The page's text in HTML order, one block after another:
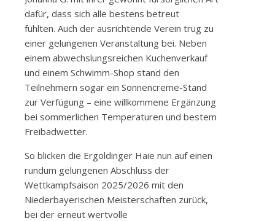
dafür, dass sich alle bestens betreut
fühlten. Auch der ausrichtende Verein trug zu
einer gelungenen Veranstaltung bei. Neben
einem abwechslungsreichen Kuchenverkauf
und einem Schwimm-Shop stand den
Teilnehmern sogar ein Sonnencreme-Stand
zur Verfügung – eine willkommene Ergänzung
bei sommerlichen Temperaturen und bestem
Freibadwetter.
So blicken die Ergoldinger Haie nun auf einen
rundum gelungenen Abschluss der
Wettkampfsaison 2025/2026 mit den
Niederbayerischen Meisterschaften zurück,
bei der erneut wertvolle